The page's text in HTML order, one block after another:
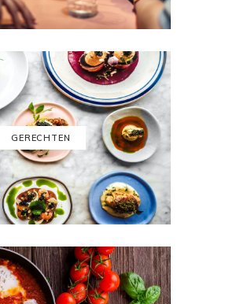
GERECHTEN